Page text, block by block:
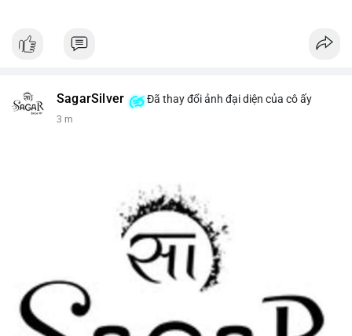
SagarSilver Đã thay đổi ảnh đại diện của cô ấy
3 m